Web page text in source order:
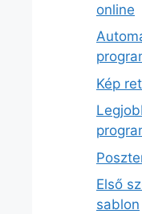
online
Kép
Első
sablon